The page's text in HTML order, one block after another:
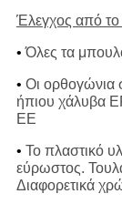
Έλεγχος από το
•Όλες τα
• Οι ορθογώνια
ήπιου χάλυβα
ΕΕ
• Το πλαστικό
εύρωστος.
Διαφορετικά